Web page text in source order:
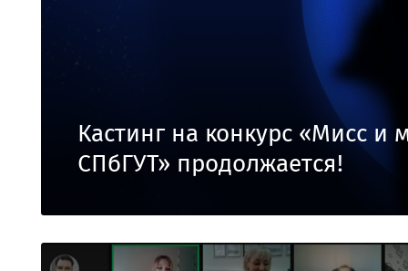
Кастинг на конкурс «Мисс и
СПбГУТ» продолжается!